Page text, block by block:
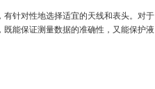
针对性地选择适宜的天线和表头。对于
能保证测量数据的准确性，又能保护液